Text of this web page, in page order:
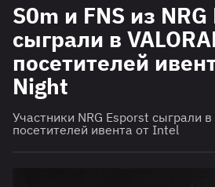
S0m и FNS из
сыграли в
посетителей
Night
Участники NRG Esporst сыграли в
посетителей ивента от Intel